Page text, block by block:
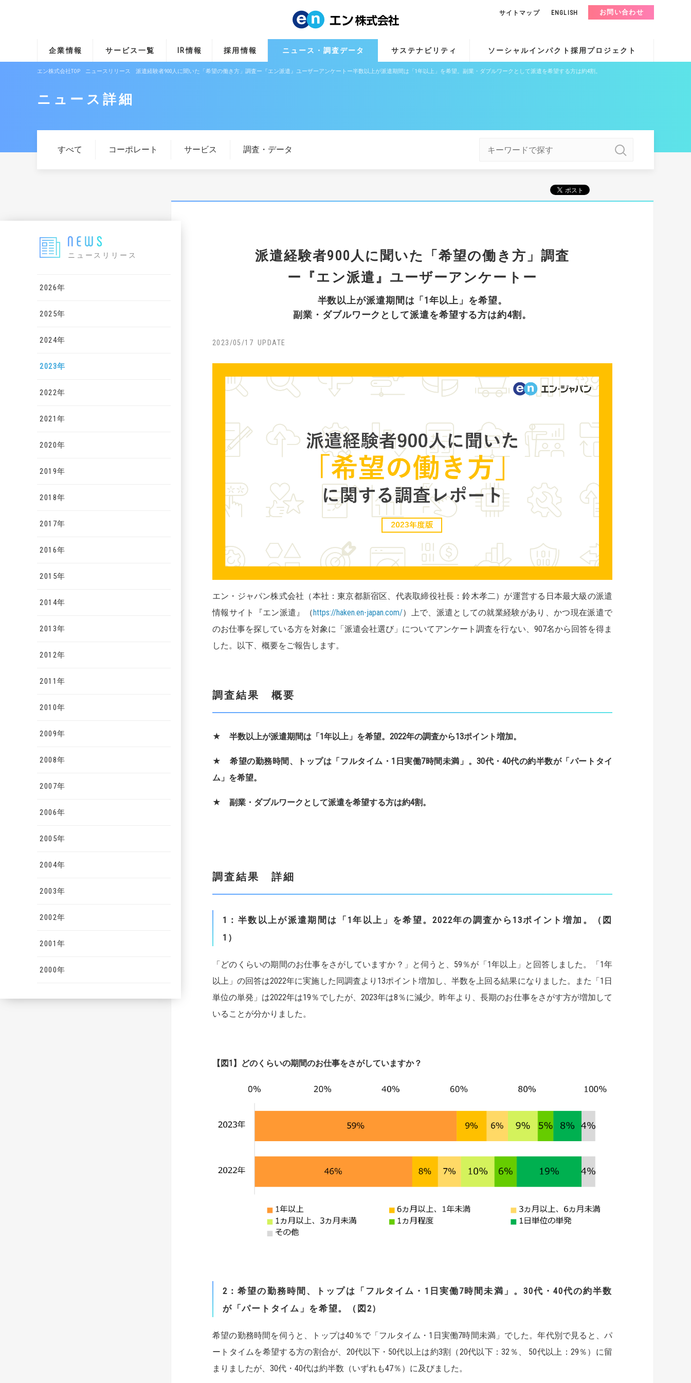
企業情報 サービス一覧 IR情報 採用情報 ニュース・調査データ サステナビリティ ソーシャルインパクト採用プロジェクト
サイトマップ ENGLISH お問い合わせ
エン株式会社TOP ニュースリリース 派遣経験者900人に聞いた「希望の働き方」調査ー『エン派遣』ユーザーアンケートー半数以上が派遣期間は「1年以上」を希望。副業・ダブルワークとして派遣を希望する方は約4割。
ニュース詳細
すべて コーポレート サービス 調査・データ
ニュースリリース
2026年
2025年
2024年
2023年
2022年
2021年
2020年
2019年
2018年
2017年
2016年
2015年
2014年
2013年
2012年
2011年
2010年
2009年
2008年
2007年
2006年
2005年
2004年
2003年
2002年
2001年
2000年
派遣経験者900人に聞いた「希望の働き方」調査
ー『エン派遣』ユーザーアンケートー
半数以上が派遣期間は「1年以上」を希望。
副業・ダブルワークとして派遣を希望する方は約4割。
2023/05/17
エン・ジャパン株式会社（本社：東京都新宿区、代表取締役社長：鈴木孝二）が運営する日本最大級の派遣
情報サイト『エン派遣』（ https://haken.en-japan.com/）上で、派遣としての就業経験があり、かつ現在派遣で
のお仕事を探している方を対象に「派遣会社選び」についてアンケート調査を行ない、907名から回答を得ま
した。以下、概要をご報告します。
調査結果 概要
★ 半数以上が派遣期間は「 1 年以上」を希望。 2022年の調査から13ポイント増加。
★希望の勤務時間、トップは「フルタイム・ 1 日実働7時間未満」。30代・ 40代の約半数が「パートタイ
ム」を希望。
★ 副業・ダブルワークとして派遣を希望する方は約4割。
調査結果 詳細
1 ： 半数以上が派遣期間は「1年以上」を希望。2022年の調査から13ポイント増加。（図
1）
「どのくらいの期間のお仕事をさがしていますか？」と伺うと、59％が「1年以上」と回答しました。「1年
以上」の回答は2022年に実施した同調査より13ポイント増加し、半数を上回る結果になりました。また「1日
単位の単発」は2022年は19％でしたが、2023年は8％に減少。昨年より、長期のお仕事をさがす方が増加して
いることが分かりました。
【 図1】どのくらいの期間のお仕事をさがしていますか？
2 ：希望の勤務時間、トップは「フルタイム・ 1 日実働7時間未満」。 30代・ 40代の約半数
が「パートタイム」を希望。
（図 2）
希望の勤務時間を伺うと、トップは40％で「フルタイム・1日実働7時間未満」でした。年代別で見ると、パ
ートタイムを希望する方の割合が、20代以下・50代以上は約3割（20代以下：32％、 50代以上：29％）に留
まりましたが、30代・40代は約半数（いずれも47％）に及びました。